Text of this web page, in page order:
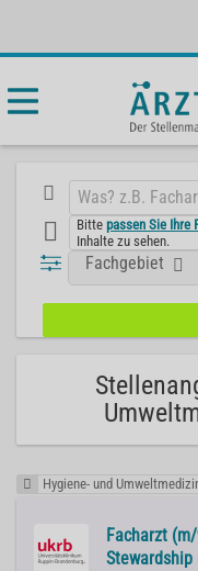
Bittepassen Sie Ihre
Inhalte zu sehen.
Fachgebiet
Hygiene- und
Facharzt
Stewardship